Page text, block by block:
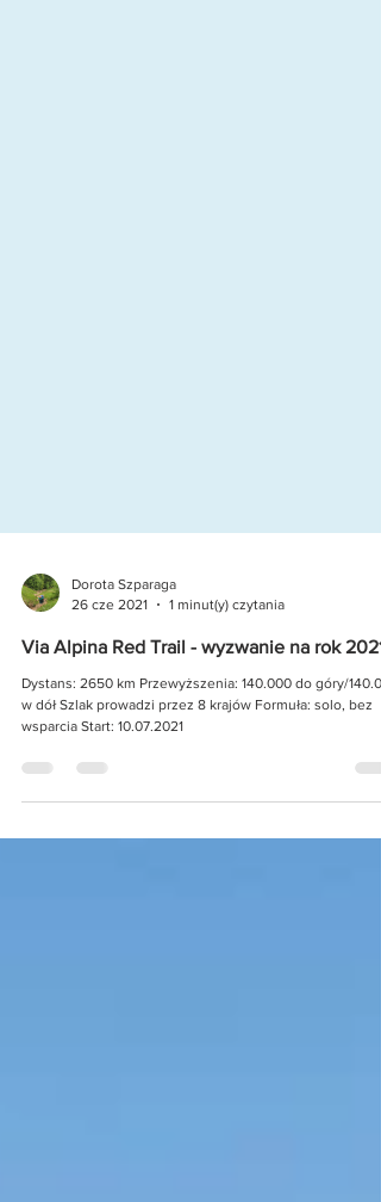
26 cze 2021
1 minut(y) czytania
Via Alpina Red Trail - wyzwanie na rok 2021
Dystans: 2650 km Przewyższenia: 140.000 do góry/
wsparcia Start: 10.07.2021